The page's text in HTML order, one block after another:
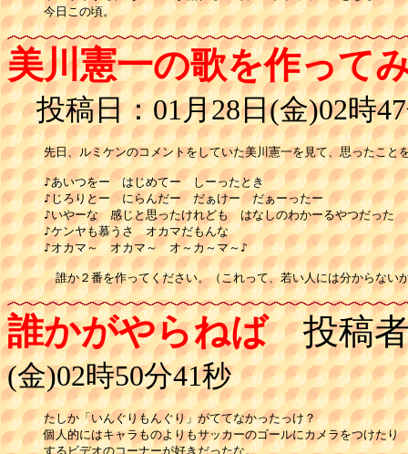
美川憲一の歌を作って
投稿日：01月28日(金)02時
先日、ルミケンのコメントをしていた美川憲一を見て、思ったこと
♪あいつをー　はじめてー　しーったとき
♪じろりとー　にらんだー　だぁけー　だぁーったー
♪いやーな　感じと思ったけれども　はなしのわかーるやつだった
♪ケンヤも慕うさ　オカマだもんな
♪オカマ～　オカマ～　オ～カ～マ～♪
誰か２番を作ってください。（これって、若い人には分からない
誰かがやらねば投稿
(金)02時50分41秒
たしか「いんぐりもんぐり」がててなかったっけ？
個人的にはキャラものよりもサッカーのゴールにカメラをつけたり
するビデオのコーナーが好きだったな。